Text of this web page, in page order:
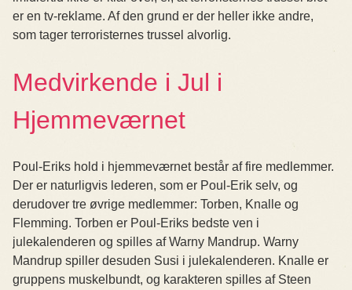
er en tv-reklame. Af den grund er der heller ikke andre,
som tager terroristernes trussel alvorlig.
Medvirkende i Jul i
Hjemmeværnet
Poul-Eriks hold i hjemmeværnet består af fire medlemmer.
Der er naturligvis lederen, som er Poul-Erik selv, og
derudover tre øvrige medlemmer: Torben, Knalle og
Flemming. Torben er Poul-Eriks bedste ven i
julekalenderen og spilles af Warny Mandrup. Warny
Mandrup spiller desuden Susi i julekalenderen. Knalle er
gruppens muskelbundt, og karakteren spilles af Steen